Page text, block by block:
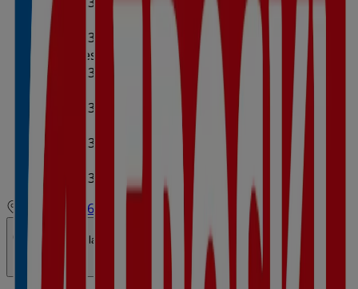
Martes
00:00 - 23:59
00:59 - 23:59
Miércoles
00:00 - 23:59
00:59 - 23:59
Jueves
00:00 - 23:59
00:59 - 23:59
Viernes
00:00 - 23:59
00:59 - 23:59
00:00 - 23:59
00:59 - 23:59
Mapa
962683514
Abierto Hasta las 23:59